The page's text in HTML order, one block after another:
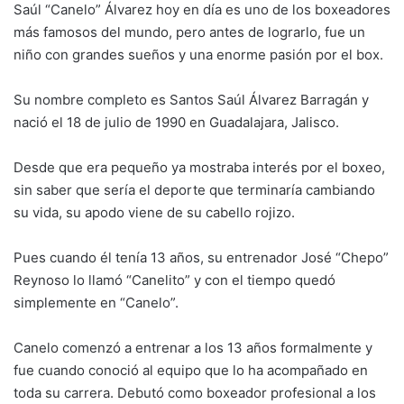
Saúl “Canelo” Álvarez hoy en día es uno de los boxeadores
más famosos del mundo, pero antes de lograrlo, fue un
niño con grandes sueños y una enorme pasión por el box.
Su nombre completo es Santos Saúl Álvarez Barragán y
nació el 18 de julio de 1990 en Guadalajara, Jalisco.
Desde que era pequeño ya mostraba interés por el boxeo,
sin saber que sería el deporte que terminaría cambiando
su vida, su apodo viene de su cabello rojizo.
Pues cuando él tenía 13 años, su entrenador José “Chepo”
Reynoso lo llamó “Canelito” y con el tiempo quedó
simplemente en “Canelo”.
Canelo comenzó a entrenar a los 13 años formalmente y
fue cuando conoció al equipo que lo ha acompañado en
toda su carrera. Debutó como boxeador profesional a los